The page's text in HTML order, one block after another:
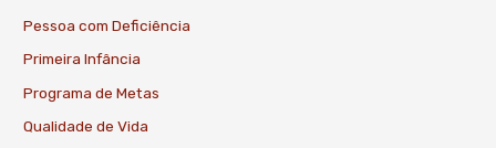
Pessoa com Deficiência
Primeira Infância
Programa de Metas
Qualidade de Vida